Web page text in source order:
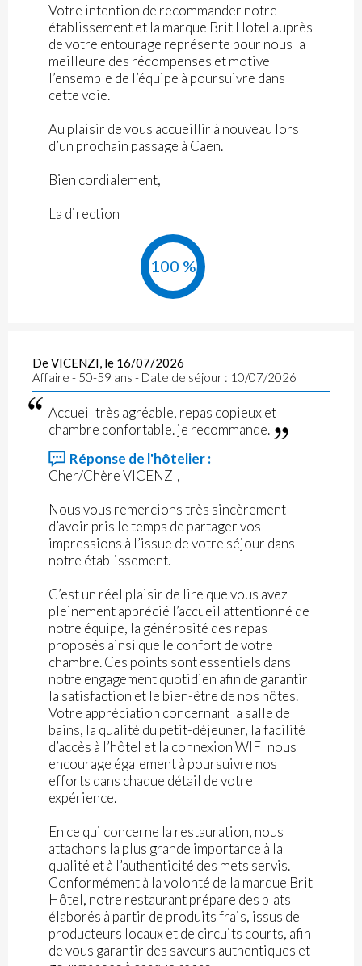
Votre intention de recommander notre
établissement et la marque Brit Hotel auprès
de votre entourage représente pour nous la
meilleure des récompenses et motive
l’ensemble de l’équipe à poursuivre dans
cette voie.
Au plaisir de vous accueillir à nouveau lors
d’un prochain passage à Caen.
Bien cordialement,
La direction
100 %
De VICENZI, le 16/07/2026
Affaire - 50-59 ans - Date de séjour : 10/07/2026
Accueil très agréable, repas copieux et
chambre confortable. je recommande.
Réponse de l'hôtelier :
Cher/Chère VICENZI,
Nous vous remercions très sincèrement
d’avoir pris le temps de partager vos
impressions à l’issue de votre séjour dans
notre établissement.
C’est un réel plaisir de lire que vous avez
pleinement apprécié l’accueil attentionné de
notre équipe, la générosité des repas
proposés ainsi que le confort de votre
chambre. Ces points sont essentiels dans
notre engagement quotidien afin de garantir
la satisfaction et le bien-être de nos hôtes.
Votre appréciation concernant la salle de
bains, la qualité du petit-déjeuner, la facilité
d’accès à l’hôtel et la connexion WIFI nous
encourage également à poursuivre nos
efforts dans chaque détail de votre
expérience.
En ce qui concerne la restauration, nous
attachons la plus grande importance à la
qualité et à l’authenticité des mets servis.
Conformément à la volonté de la marque Brit
Hôtel, notre restaurant prépare des plats
élaborés à partir de produits frais, issus de
producteurs locaux et de circuits courts, afin
de vous garantir des saveurs authentiques et